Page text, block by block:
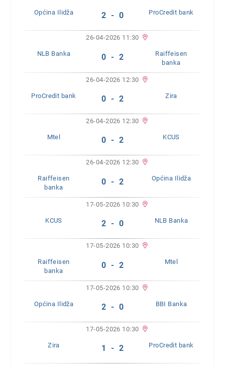
Općina Ilidža 2 - 0 ProCredit bank
26-04-2026 11:30
NLB Banka 0 - 2
Raiffeisen
banka
26-04-2026 12:30
ProCredit bank 0 - 2 Zira
26-04-2026 12:30
Mtel 0 - 2 KCUS
26-04-2026 12:30
Raiffeisen
banka
0 - 2 Općina Ilidža
17-05-2026 10:30
KCUS 2 - 0 NLB Banka
17-05-2026 10:30
Raiffeisen
banka
0 - 2 Mtel
17-05-2026 10:30
Općina Ilidža 2 - 0 BBI Banka
17-05-2026 10:30
Zira 1 - 2 ProCredit bank